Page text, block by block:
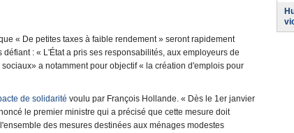
« De petites taxes à faible rendement » seront rapidement
: « L'État a pris ses responsabilités, aux employeurs de
a notamment pour objectif « la création d'emplois pour
de solidarité voulu par François Hollande. « Dès le 1er janvier
le premier ministre qui a précisé que cette mesure doit
des mesures destinées aux ménages modestes